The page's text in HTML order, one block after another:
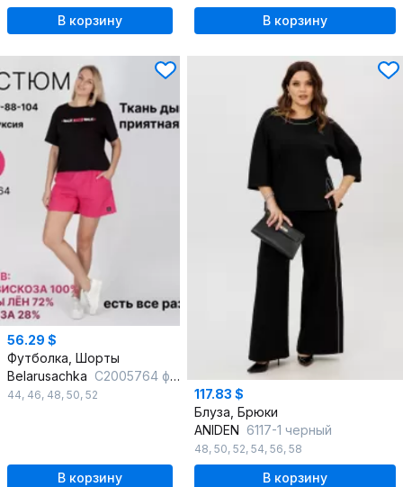
В корзину В корзину
56.29 $
Футболка, Шорты
Belarusachka С2005764 фуксия_
44, 46, 48, 50, 52
В корзину
117.83 $
Блуза, Брюки
ANIDEN 6117-1 черный
48, 50, 52, 54, 56, 58
В корзину